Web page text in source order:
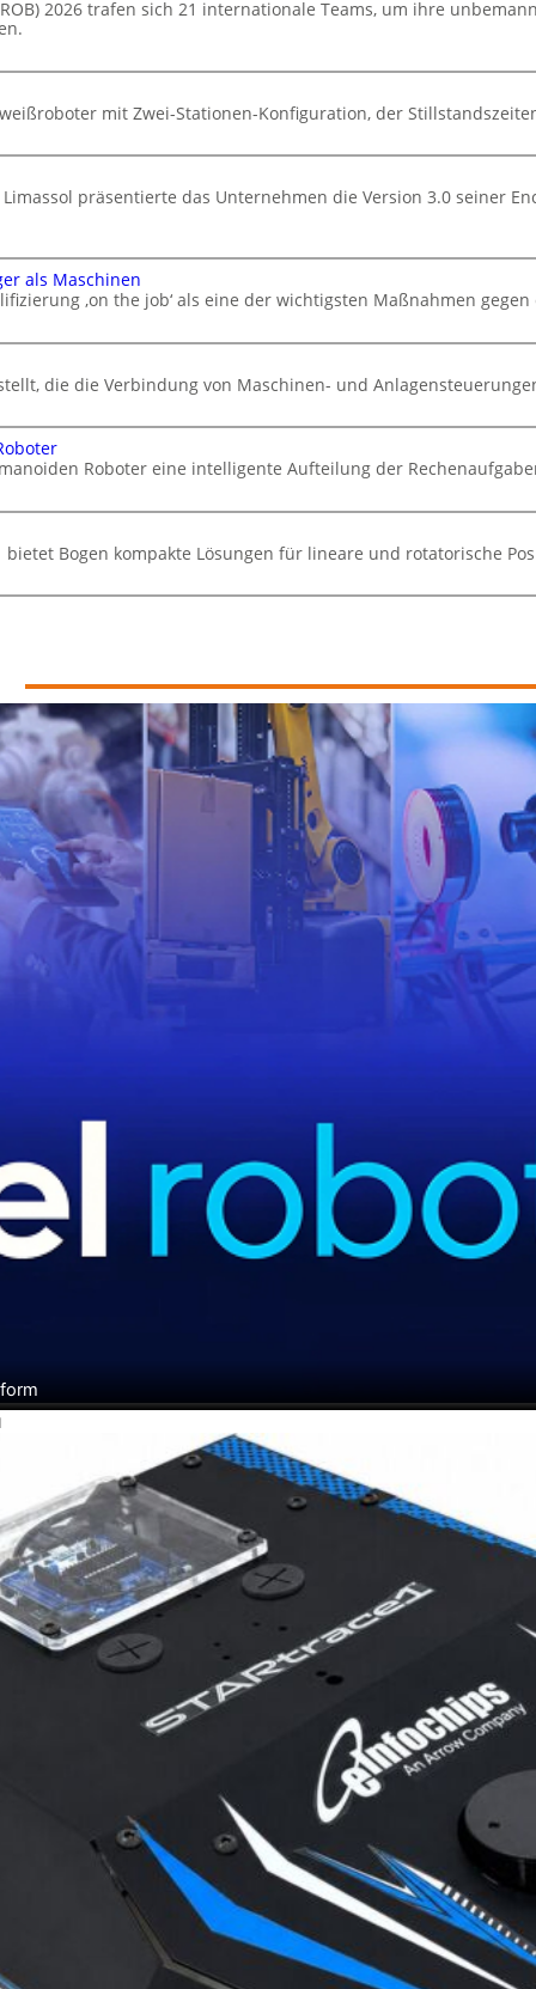
2026 trafen sich 21 internationale Teams, um ihre
mit Zwei-Stationen-Konfiguration, der
präsentierte das Unternehmen die Version 3.0 seiner
als Maschinen
‚on the job‘ als eine der wichtigsten Maßnahmen
die die Verbindung von Maschinen- und
Roboter eine intelligente Aufteilung der
bietet Bogen kompakte Lösungen für lineare und rotatorische